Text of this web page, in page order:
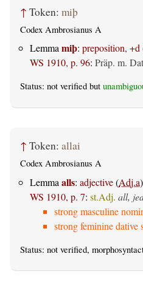
↑ Token: miþ
Codex Ambrosianus A
Lemmamiþ: preposition, +d
WS 1910, p. 96: Präp. m.
Status: not verified but
↑ Token: allai
Codex Ambrosianus A
Lemma alls: adjective(Adj.a)
WS 1910, p. 7: st.Adj. all,
strong masculine
strong feminine dative
Status: not verified,